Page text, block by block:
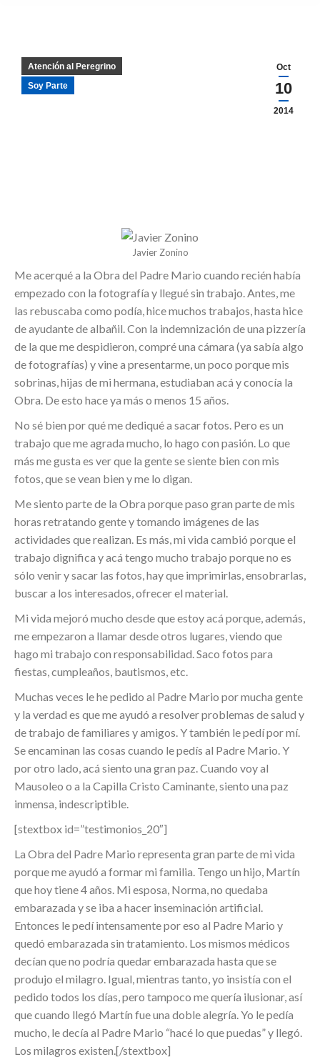
Oct
10
2014
Atención al Peregrino
Soy Parte
Javier Zonino
Me acerqué a la Obra del Padre Mario cuando recién había
empezado con la fotografía y llegué sin trabajo. Antes, me
las rebuscaba como podía, hice muchos trabajos, hasta hice
de ayudante de albañil. Con la indemnización de una pizzería
de la que me despidieron, compré una cámara (ya sabía algo
de fotografías) y vine a presentarme, un poco porque mis
sobrinas, hijas de mi hermana, estudiaban acá y conocía la
Obra. De esto hace ya más o menos 15 años.
No sé bien por qué me dediqué a sacar fotos. Pero es un
trabajo que me agrada mucho, lo hago con pasión. Lo que
más me gusta es ver que la gente se siente bien con mis
fotos, que se vean bien y me lo digan.
Me siento parte de la Obra porque paso gran parte de mis
horas retratando gente y tomando imágenes de las
actividades que realizan. Es más, mi vida cambió porque el
trabajo dignifica y acá tengo mucho trabajo porque no es
sólo venir y sacar las fotos, hay que imprimirlas, ensobrarlas,
buscar a los interesados, ofrecer el material.
Mi vida mejoró mucho desde que estoy acá porque, además,
me empezaron a llamar desde otros lugares, viendo que
hago mi trabajo con responsabilidad. Saco fotos para
fiestas, cumpleaños, bautismos, etc.
Muchas veces le he pedido al Padre Mario por mucha gente
y la verdad es que me ayudó a resolver problemas de salud y
de trabajo de familiares y amigos. Y también le pedí por mí.
Se encaminan las cosas cuando le pedís al Padre Mario. Y
por otro lado, acá siento una gran paz. Cuando voy al
Mausoleo o a la Capilla Cristo Caminante, siento una paz
inmensa, indescriptible.
[stextbox id=”testimonios_20″]
La Obra del Padre Mario representa gran parte de mi vida
porque me ayudó a formar mi familia. Tengo un hijo, Martín
que hoy tiene 4 años. Mi esposa, Norma, no quedaba
embarazada y se iba a hacer inseminación artificial.
Entonces le pedí intensamente por eso al Padre Mario y
quedó embarazada sin tratamiento. Los mismos médicos
decían que no podría quedar embarazada hasta que se
produjo el milagro. Igual, mientras tanto, yo insistía con el
pedido todos los días, pero tampoco me quería ilusionar, así
que cuando llegó Martín fue una doble alegría. Yo le pedía
mucho, le decía al Padre Mario “hacé lo que puedas” y llegó.
Los milagros existen.[/stextbox]